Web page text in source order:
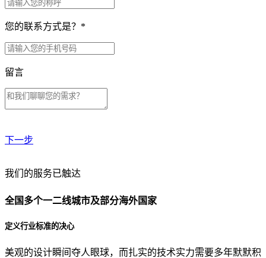
您的联系方式是？ *
留言
下一步
贵公司预算范围是？
贵公司的团队规模是？
我们的服务已触达
全国多个一二线城市及部分海外国家
定义行业标准的决心
美观的设计瞬间夺人眼球，而扎实的技术实力需要多年默默积